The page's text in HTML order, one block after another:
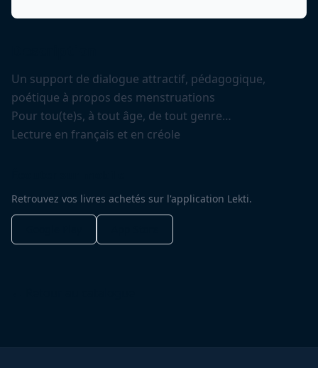
Un support de dialogue attractif, pédagogique,
poétique à propos des menstruations
Pour tou(te)s, à tout âge, de tout genre…
Lecture en français et en créole
Retrouvez vos livres achetés sur l'application Lekti.